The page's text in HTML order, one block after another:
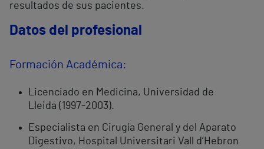
resultados de sus pacientes.
Datos del profesional
Formación Académica:
Licenciado en Medicina, Universidad de
Lleida (1997-2003).
Especialista en Cirugía General y del Aparato
Digestivo, Hospital Universitari Vall d’Hebron